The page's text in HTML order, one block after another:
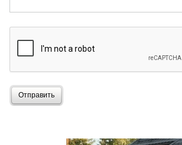
Отправить